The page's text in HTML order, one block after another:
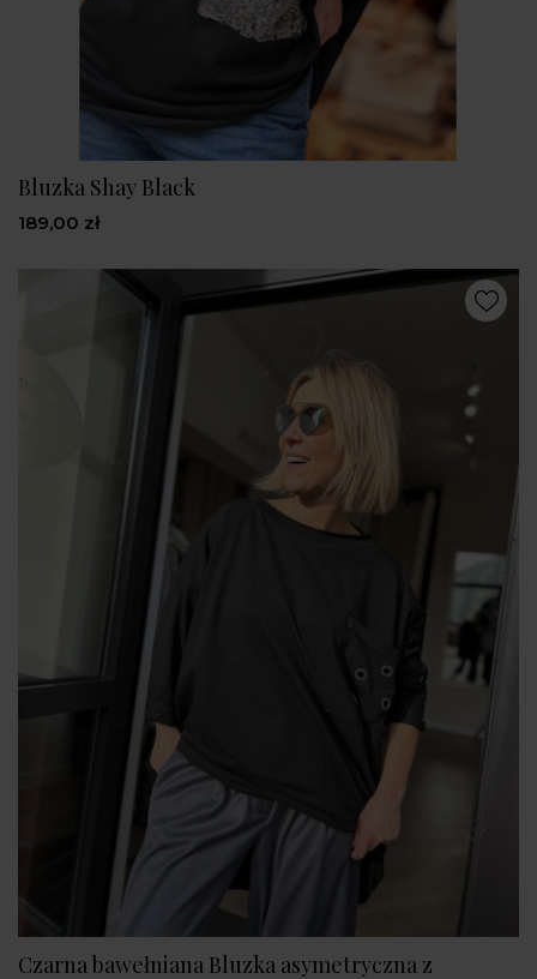
Bluzka Shay Black
189,00 zł
Czarna bawełniana Bluzka asymetryczna z